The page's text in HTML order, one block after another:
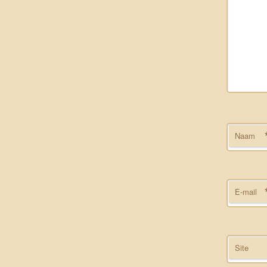
Naam
E-mail
Site